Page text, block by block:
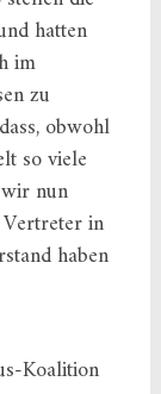
hatten
im
zu
obwohl
so viele
nun
in
haben
Koalition